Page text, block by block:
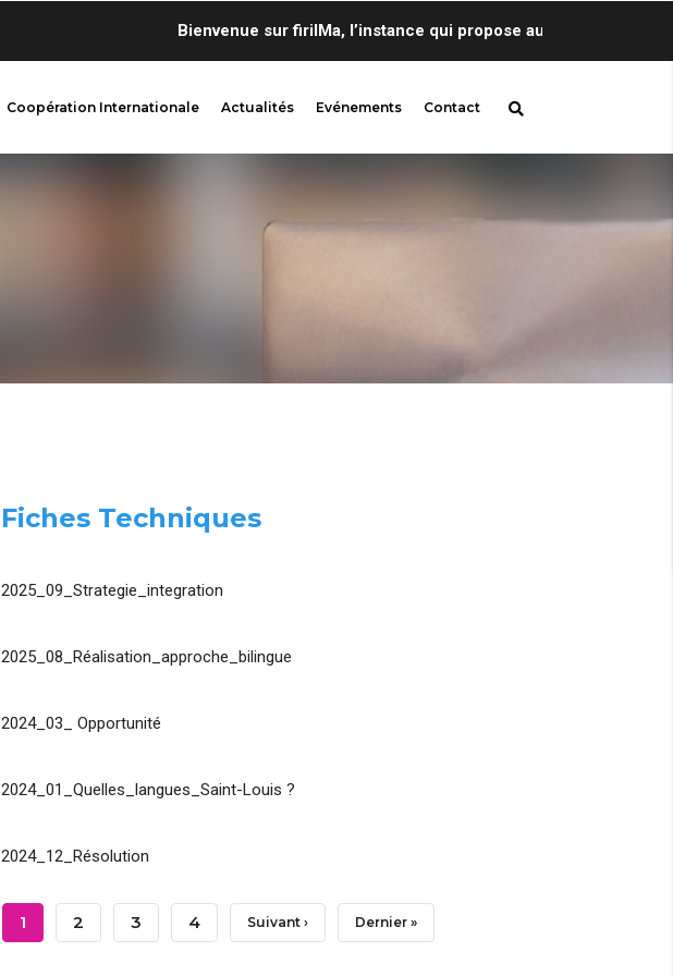
Bienvenue sur firilMa, l’instance qui propose au sein de Centre
Coopération Internationale Actualités Evénements Contact
Fiches Techniques
2025_09_Strategie_integration
2025_08_Réalisation_approche_bilingue
2024_03_ Opportunité
2024_01_Quelles_langues_Saint-Louis ?
2024_12_Résolution
Pagination
Page
1 Page
2 Page
3 Page
4 Page
Suivant › Dernière
Dernier »